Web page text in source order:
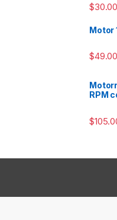
$30.00
Motor
$49.00
RPM
$